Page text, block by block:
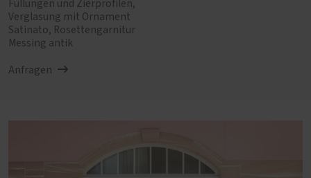
Füllungen und Zierprofilen,
Verglasung mit Ornament
Satinato, Rosettengarnitur
Messing antik
Anfragen